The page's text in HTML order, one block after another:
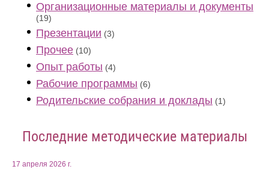
Организационные материалы и документы
(19)
Презентации (3)
Прочее (10)
Опыт работы (4)
Рабочие программы (6)
Родительские собрания и доклады (1)
Последние методические материалы
17 апреля 2026 г.